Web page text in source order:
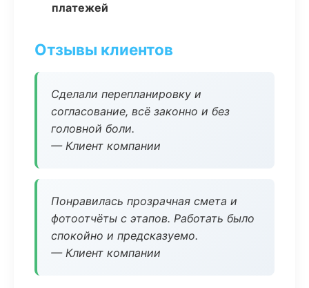
платежей
Отзывы клиентов
Сделали перепланировку и
согласование, всё законно и без
головной боли.
— Клиент компании
Понравилась прозрачная смета и
фотоотчёты с этапов. Работать было
спокойно и предсказуемо.
— Клиент компании